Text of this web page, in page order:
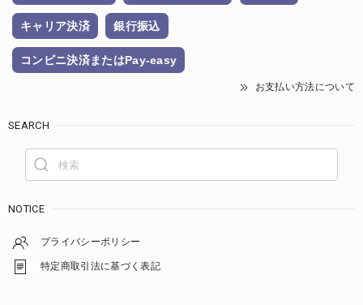
キャリア決済 銀行振込
コンビニ決済またはPay-easy
お支払い方法について
SEARCH
NOTICE
プライバシーポリシー
特定商取引法に基づく表記